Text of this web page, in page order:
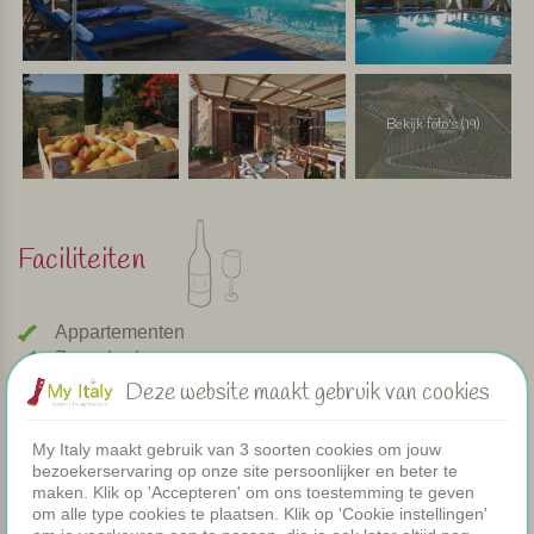
Bekijk foto's (19)
Faciliteiten
Appartementen
Zwembad
Restaurant
Kamers
Gezamenlijke diners
WIFI
Verwarmd zwembad
Deze website maakt gebruik van cookies
My Italy maakt gebruik van 3 soorten cookies om jouw
bezoekerservaring op onze site persoonlijker en beter te
maken. Klik op 'Accepteren' om ons toestemming te geven
om alle type cookies te plaatsen. Klik op 'Cookie instellingen'